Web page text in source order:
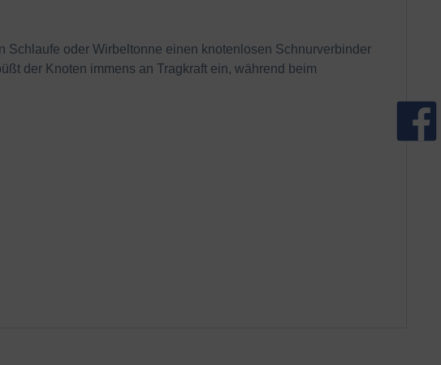
Schlaufe oder Wirbeltonne einen knotenlosen Schnurverbinder
der Knoten immens an Tragkraft ein, während beim